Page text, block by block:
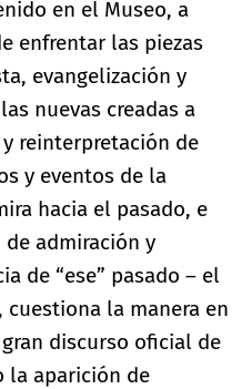
en el Museo, a
enfrentar las piezas
evangelización y
nuevas creadas a
reinterpretación de
y eventos de la
hacia el pasado, e
admiración y
de “ese” pasado – el
cuestiona la manera en
discurso oficial de
la aparición de